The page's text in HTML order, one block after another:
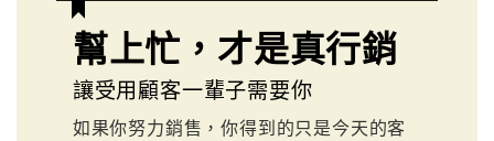
幫上忙，才是真行銷
讓受用顧客一輩子需要你
如果你努力銷售，你得到的只是今天的客